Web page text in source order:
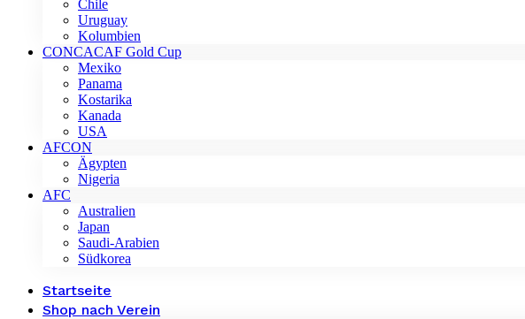
Chile
Uruguay
Kolumbien
CONCACAF Gold Cup
Mexiko
Panama
Kostarika
Kanada
USA
AFCON
Ägypten
Nigeria
AFC
Australien
Japan
Saudi-Arabien
Südkorea
Startseite
Shop nach Verein